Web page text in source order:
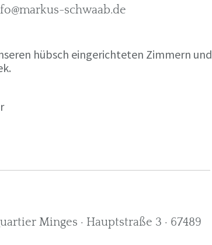
schwaab.de
hübsch eingerichteten Zimmern und
Minges · Hauptstraße 3 · 67489